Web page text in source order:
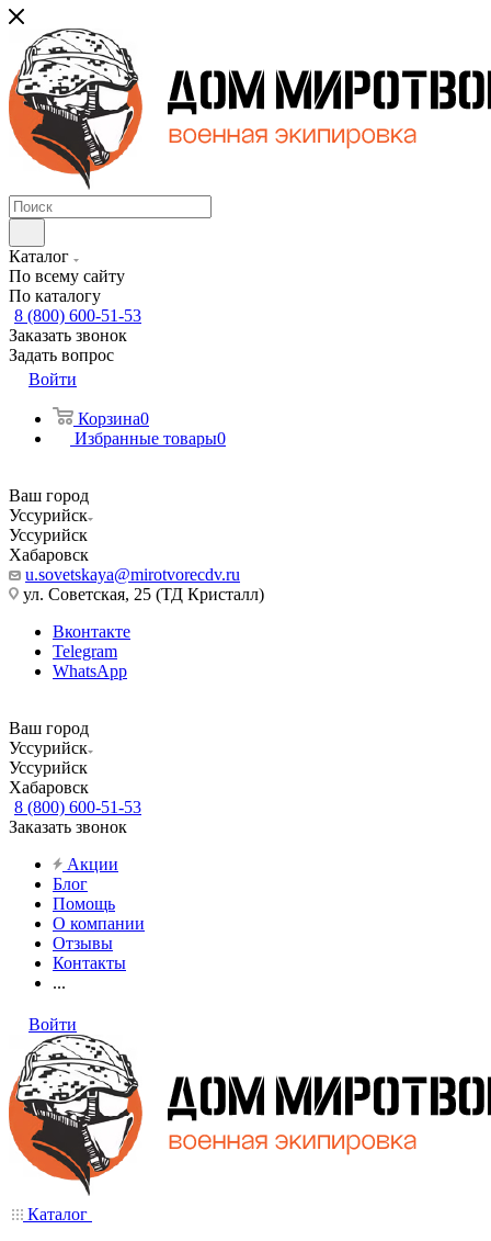
Каталог
По всему сайту
По каталогу
8 (800) 600-51-53
Заказать звонок
Задать вопрос
Войти
Корзина0
Избранные товары0
Ваш город
Уссурийск
Уссурийск
Хабаровск
u.sovetskaya@mirotvorecdv.ru
ул. Советская, 25 (ТД Кристалл)
Вконтакте
Telegram
WhatsApp
Ваш город
Уссурийск
Уссурийск
Хабаровск
8 (800) 600-51-53
Заказать звонок
Акции
Блог
Помощь
О компании
Отзывы
Контакты
...
Войти
Каталог